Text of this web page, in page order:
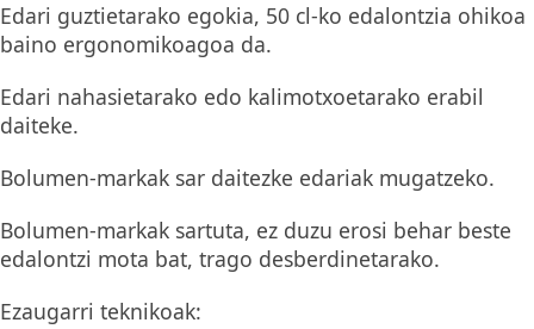
Edari guztietarako egokia, 50 cl-ko edalontzia ohikoa
baino ergonomikoagoa da.
Edari nahasietarako edo kalimotxoetarako erabil
daiteke.
Bolumen-markak sar daitezke edariak mugatzeko.
Bolumen-markak sartuta, ez duzu erosi behar beste
edalontzi mota bat, trago desberdinetarako.
Ezaugarri teknikoak: